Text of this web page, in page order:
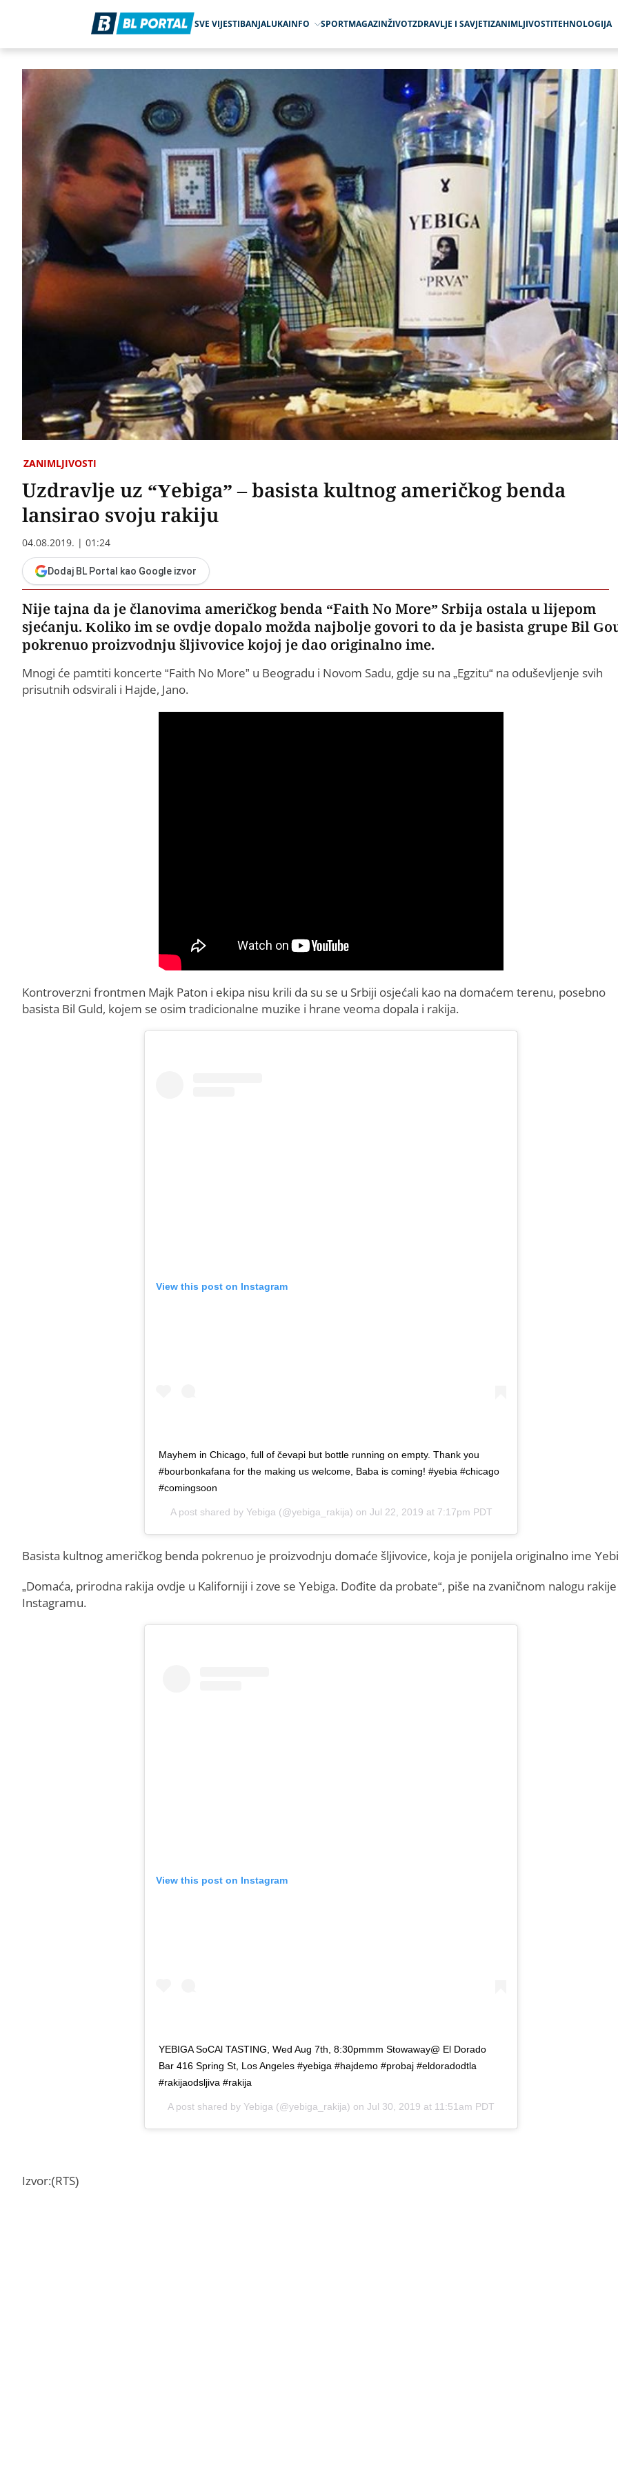
SVE VIJESTIBANJALUKAINFO SPORTMAGAZINŽIVOTZDRAVLJE I SAVJETIZANIMLJIVOSTITEHNOLOGIJA
ZANIMLJIVOSTI
Uzdravlje uz “Yebiga” – basista kultnog američkog benda
lansirao svoju rakiju
04.08.2019. | 01:24
Dodaj BL Portal kao Google izvor
Nije tajna da je članovima američkog benda “Faith No More” Srbija ostala u lijepom
sjećanju. Koliko im se ovdje dopalo možda najbolje govori to da je basista grupe Bil
pokrenuo proizvodnju šljivovice kojoj je dao originalno ime.
Mnogi će pamtiti koncerte “Faith No More” u Beogradu i Novom Sadu, gdje su na „Egzitu“ na oduševljenje svih
prisutnih odsvirali i Hajde, Jano.
Kontroverzni frontmen Majk Paton i ekipa nisu krili da su se u Srbiji osjećali kao na domaćem terenu, posebno
basista Bil Guld, kojem se osim tradicionalne muzike i hrane veoma dopala i rakija.
View this post on Instagram
Mayhem in Chicago, full of čevapi but bottle running on empty. Thank you
#bourbonkafana for the making us welcome, Baba is coming! #yebia #chicago
#comingsoon
A post shared by Yebiga (@yebiga_rakija) on Jul 22, 2019 at 7:17pm PDT
Basista kultnog američkog benda pokrenuo je proizvodnju domaće šljivovice, koja je ponijela originalno ime
„Domaća, prirodna rakija ovdje u Kaliforniji i zove se Yebiga. Dođite da probate“, piše na zvaničnom nalogu
Instagramu.
View this post on Instagram
YEBIGA SoCAl TASTING, Wed Aug 7th, 8:30pmmm Stowaway@ El Dorado
Bar 416 Spring St, Los Angeles #yebiga #hajdemo #probaj #eldoradodtla
#rakijaodsljiva #rakija
A post shared by Yebiga (@yebiga_rakija) on Jul 30, 2019 at 11:51am PDT
Izvor:(RTS)